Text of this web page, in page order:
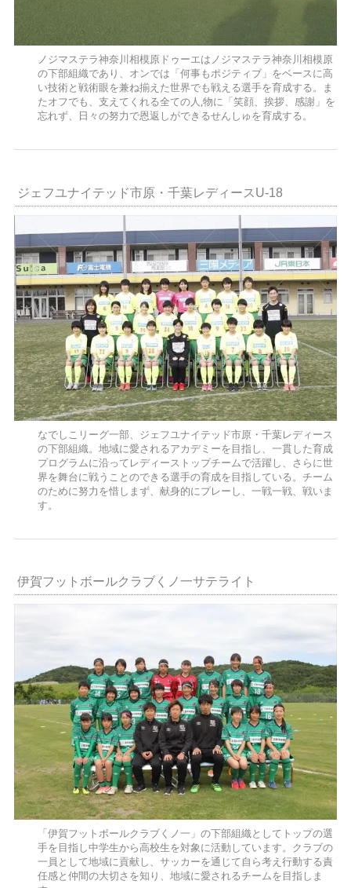
ノジマステラ神奈川相模原ドゥーエはノジマステラ神奈川相模原
の下部組織であり、オンでは「何事もポジティブ」をベースに高
い技術と戦術眼を兼ね揃えた世界でも戦える選手を育成する。ま
たオフでも、支えてくれる全ての人,物に「笑顔、挨拶、感謝」を
忘れず、日々の努力で恩返しができるせんしゅを育成する。
ジェフユナイテッド市原・千葉レディースU-18
なでしこリーグ一部、ジェフユナイテッド市原・千葉レディース
の下部組織。地域に愛されるアカデミーを目指し、一貫した育成
プログラムに沿ってレディーストップチームで活躍し、さらに世
界を舞台に戦うことのできる選手の育成を目指している。チーム
のために努力を惜しまず、献身的にプレーし、一戦一戦、戦いま
す。
伊賀フットボールクラブくノ一サテライト
「伊賀フットボールクラブくノ一」の下部組織としてトップの選
手を目指し中学生から高校生を対象に活動しています。クラブの
一員として地域に貢献し、サッカーを通じて自ら考え行動する責
任感と仲間の大切さを知り、地域に愛されるチームを目指しま